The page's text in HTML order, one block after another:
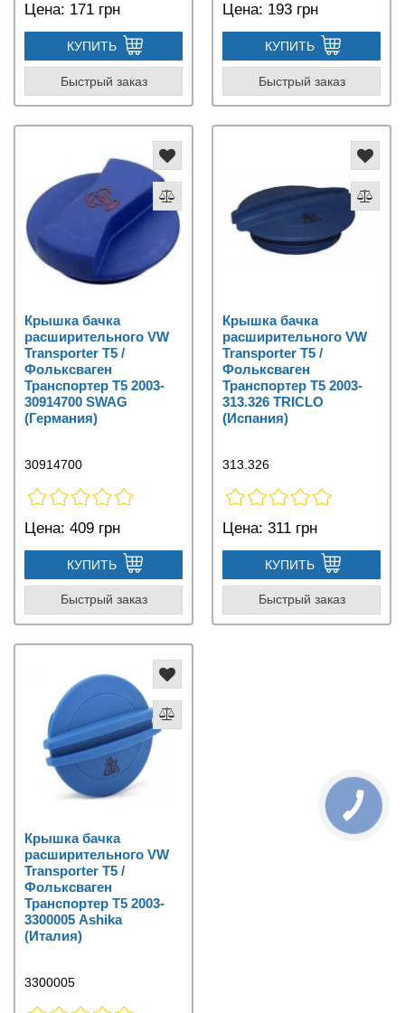
Цена: 171 грн
КУПИТЬ
Быстрый заказ
Цена: 193 грн
КУПИТЬ
Быстрый заказ
Крышка бачка
расширительного VW
Transporter T5 /
Фольксваген
Транспортер Т5 2003-
30914700 SWAG
(Германия)
30914700
Цена: 409 грн
КУПИТЬ
Быстрый заказ
Крышка бачка
расширительного VW
Transporter T5 /
Фольксваген
Транспортер Т5 2003-
313.326 TRICLO
(Испания)
313.326
Цена: 311 грн
КУПИТЬ
Быстрый заказ
Крышка бачка
расширительного VW
Transporter T5 /
Фольксваген
Транспортер Т5 2003-
3300005 Ashika
(Италия)
3300005